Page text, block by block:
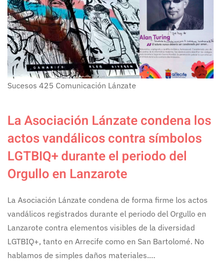
Sucesos 425 Comunicación Lánzate
La Asociación Lánzate condena los
actos vandálicos contra símbolos
LGTBIQ+ durante el periodo del
Orgullo en Lanzarote
La Asociación Lánzate condena de forma firme los actos
vandálicos registrados durante el periodo del Orgullo en
Lanzarote contra elementos visibles de la diversidad
LGTBIQ+, tanto en Arrecife como en San Bartolomé. No
hablamos de simples daños materiales.…